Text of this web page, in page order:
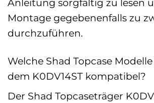
Montage gegebenenfalls zu
durchzuführen.
Welche Shad Topcase
dem K0DV14ST kompatibel?
Der Shad Topcaseträger